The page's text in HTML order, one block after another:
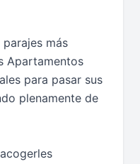
más
Apartamentos
para pasar sus
plenamente de